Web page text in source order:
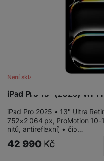
iPad Pro 13" (2025)
Není skladem
iPad Pro 2025 • 13" Ultra
752×2 064 px, ProMotion 10-
nitů, antireflexní) • čip…
42 990 Kč